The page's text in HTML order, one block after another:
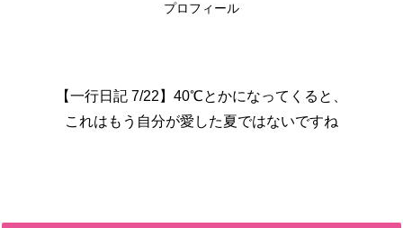
プロフィール
【一行日記 7/22】40℃とかになってくると、
これはもう自分が愛した夏ではないですね